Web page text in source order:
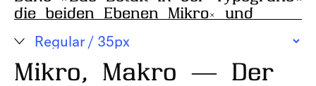
die beiden Ebenen Mikro- und
Buchtypografie vor. Beide Begriffe
wurden sofort von der
deutschsprachigen Branche
Mikro, Makro — Der